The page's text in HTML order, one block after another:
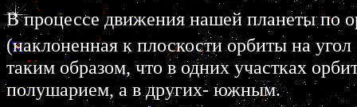
В процессе движения нашей планеты по
(наклоненная к плоскости орбиты на угол
таким образом, что в одних участках
полушарием, а в других- южным.